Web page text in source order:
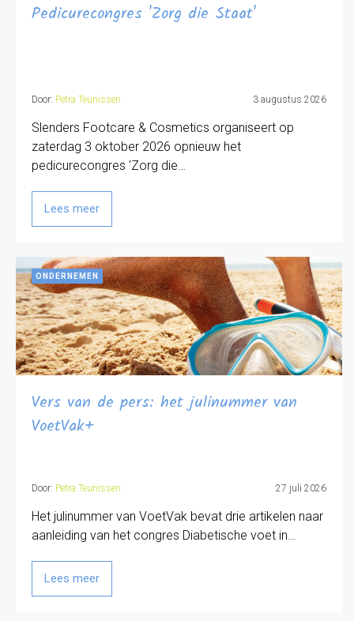
Pedicurecongres 'Zorg die Staat'
Door: Petra Teunissen 3 augustus 2026
Slenders Footcare & Cosmetics organiseert op
zaterdag 3 oktober 2026 opnieuw het
pedicurecongres 'Zorg die…
Lees meer
ONDERNEMEN
Vers van de pers: het julinummer van
VoetVak+
Door: Petra Teunissen 27 juli 2026
Het julinummer van VoetVak bevat drie artikelen naar
aanleiding van het congres Diabetische voet in…
Lees meer